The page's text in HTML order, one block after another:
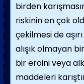
birden
riskinin en çok
çekilmesi de
alışık olmayan
bir eroini veya
maddeleri